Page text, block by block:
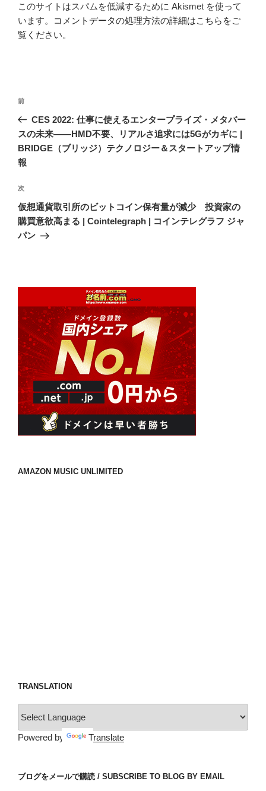
このサイトはスパムを低減するために Akismet を使って
います。
コメントデータの処理方法の詳細はこちらをご
覧ください。
投
ナ
ビ
ゲ
シ
ョ
ン
前
の
投
稿
前
CES 2022: 仕事に使えるエンタープライズ・メタバー
スの未来——HMD不要、リアルさ追求には5Gがカギに |
BRIDGE（ブリッジ）テクノロジー＆スタートアップ情
報
次
の
投
稿
次
仮想通貨取引所のビットコイン保有量が減少 投資家の
購買意欲高まる | Cointelegraph | コインテレグラフ ジャ
パン
AMAZON MUSIC UNLIMITED
TRANSLATION
Powered by Translate
ブログをメールで購読 / SUBSCRIBE TO BLOG BY EMAIL